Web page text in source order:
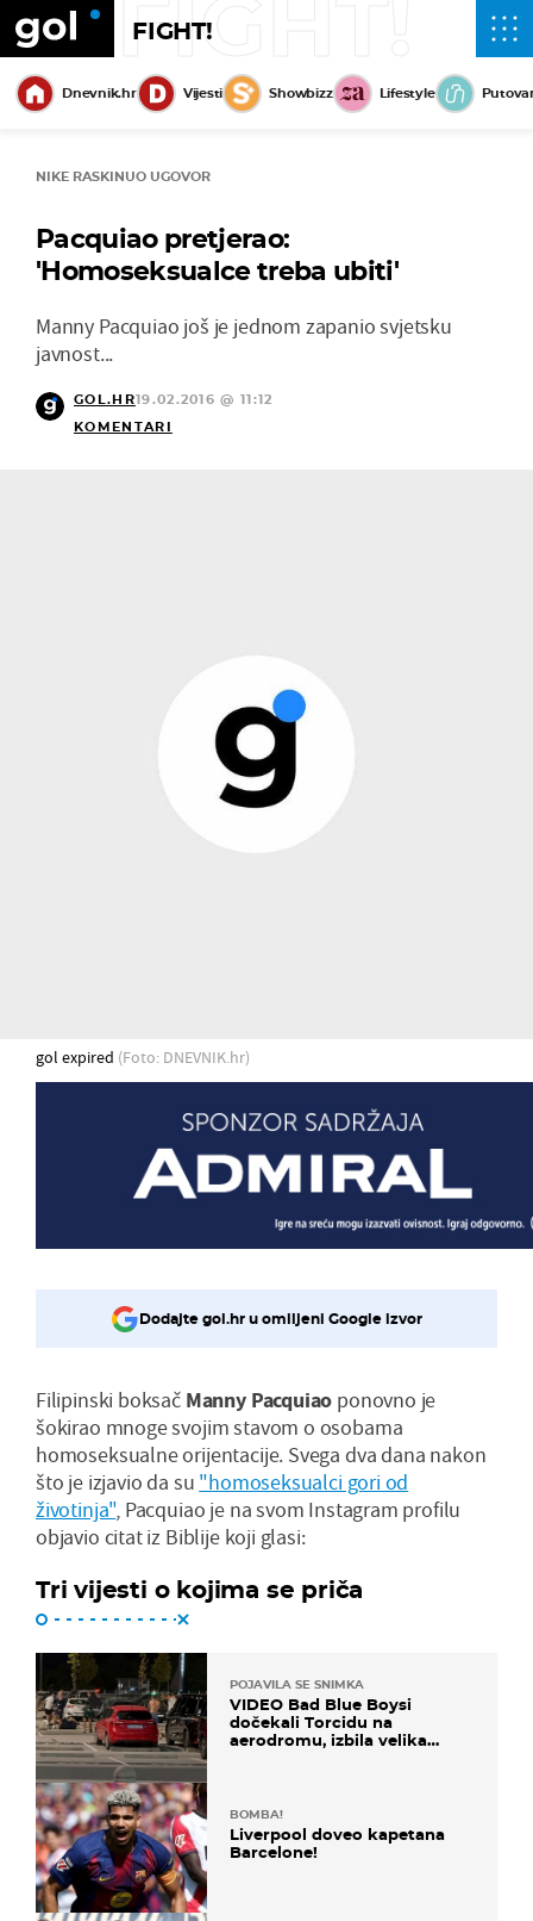
FIGHT!
FIGHT!
Dnevnik.hr Vijesti Showbizz Lifestyle
NIKE RASKINUO UGOVOR
Pacquiao pretjerao:
'Homoseksualce treba ubiti'
Manny Pacquiao još je jednom zapanio svjetsku
javnost...
GOL.HR19.02.2016 @ 11:12
KOMENTARI
gol expired (Foto: DNEVNIK.hr)
Dodajte gol.hr u omiljeni Google izvor
Filipinski boksač Manny Pacquiao ponovno je
šokirao mnoge svojim stavom o osobama
homoseksualne orijentacije. Svega dva dana nakon
što je izjavio da su "homoseksualci gori od
životinja", Pacquiao je na svom Instagram profilu
objavio citat iz Biblije koji glasi:
Tri vijesti o kojima se priča
POJAVILA SE SNIMKA
VIDEO Bad Blue Boysi
dočekali Torcidu na
aerodromu, izbila velika
BOMBA!
Liverpool doveo kapetana
Barcelone!